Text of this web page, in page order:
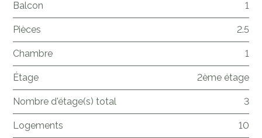
Balcon 1
Pièces 2.5
Chambre 1
Étage 2ème étage
Nombre d'étage(s) total 3
Logements 10